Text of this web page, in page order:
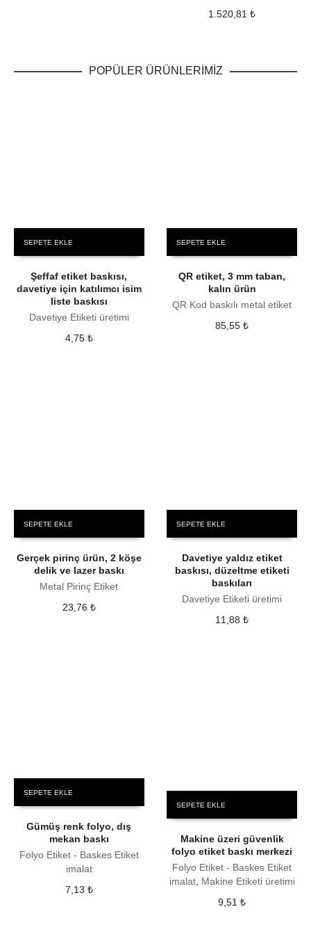
1.520,81₺
POPÜLER ÜRÜNLERİMİZ
SEPETE EKLE
Şeffaf etiket baskısı,
davetiye için katılımcı isim
liste baskısı
Davetiye Etiketi üretimi
4,75 ₺
SEPETE EKLE
QR etiket, 3 mm taban,
kalın ürün
QR Kod baskılı metal etiket
85,55₺
SEPETE EKLE
Gerçek pirinç ürün, 2 köşe
delik ve lazer baskı
Metal Pirinç Etiket
23,76 ₺
SEPETE EKLE
Davetiye yaldız etiket
baskısı, düzeltme etiketi
baskıları
Davetiye Etiketi üretimi
11,88₺
SEPETE EKLE
Gümüş renk folyo, dış
mekan baskı
Folyo Etiket - Baskes Etiket
imalat
7,13 ₺
SEPETE EKLE
Makine üzeri güvenlik
folyo etiket baskı merkezi
Folyo Etiket - Baskes Etiket
imalat, Makine Etiketi üretimi
9,51₺